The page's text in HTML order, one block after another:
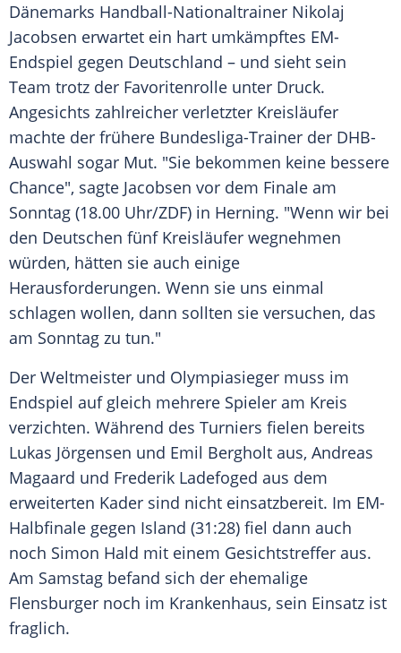
Dänemarks Handball-Nationaltrainer Nikolaj
Jacobsen erwartet ein hart umkämpftes EM-
Endspiel gegen Deutschland – und sieht sein
Team trotz der Favoritenrolle unter Druck.
Angesichts zahlreicher verletzter Kreisläufer
machte der frühere Bundesliga-Trainer der DHB-
Auswahl sogar Mut. "Sie bekommen keine bessere
Chance", sagte Jacobsen vor dem Finale am
Sonntag (18.00 Uhr/ZDF) in Herning. "Wenn wir bei
den Deutschen fünf Kreisläufer wegnehmen
würden, hätten sie auch einige
Herausforderungen. Wenn sie uns einmal
schlagen wollen, dann sollten sie versuchen, das
am Sonntag zu tun."
Der Weltmeister und Olympiasieger muss im
Endspiel auf gleich mehrere Spieler am Kreis
verzichten. Während des Turniers fielen bereits
Lukas Jörgensen und Emil Bergholt aus, Andreas
Magaard und Frederik Ladefoged aus dem
erweiterten Kader sind nicht einsatzbereit. Im EM-
Halbfinale gegen Island (31:28) fiel dann auch
noch Simon Hald mit einem Gesichtstreffer aus.
Am Samstag befand sich der ehemalige
Flensburger noch im Krankenhaus, sein Einsatz ist
fraglich.